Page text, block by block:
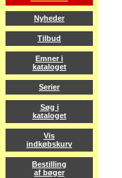
Nyheder
Tilbud
Emner i
kataloget
Serier
Søg i
kataloget
Vis
indkøbskurv
Bestilling
af bøger